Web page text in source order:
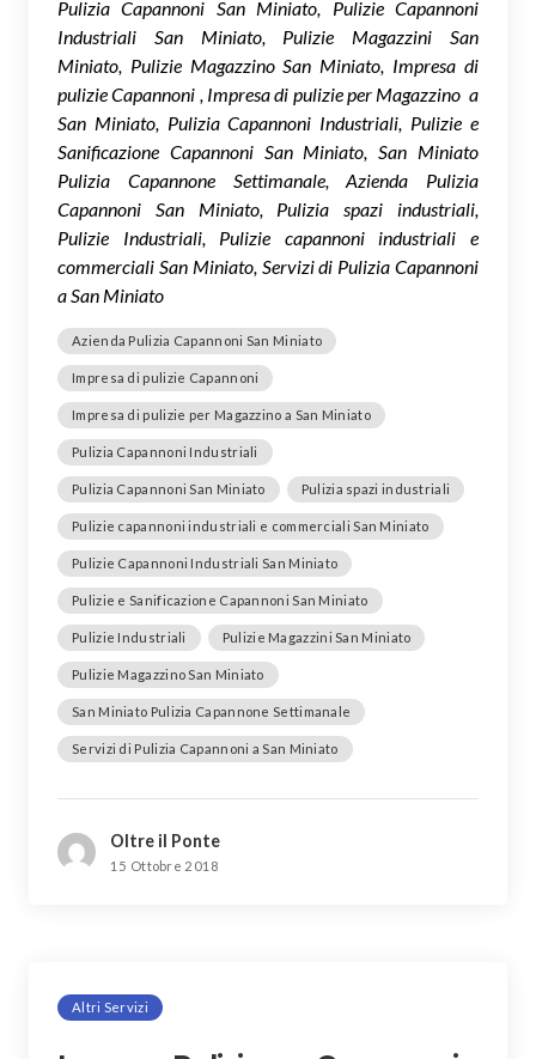
Pulizia Capannoni San Miniato, Pulizie Capannoni
Industriali San Miniato, Pulizie Magazzini San
Miniato, Pulizie Magazzino San Miniato, Impresa di
pulizie Capannoni , Impresa di pulizie per Magazzino a
San Miniato, Pulizia Capannoni Industriali, Pulizie e
Sanificazione Capannoni San Miniato, San Miniato
Pulizia Capannone Settimanale, Azienda Pulizia
Capannoni San Miniato, Pulizia spazi industriali,
Pulizie Industriali, Pulizie capannoni industriali e
commerciali San Miniato, Servizi di Pulizia Capannoni
a San Miniato
Azienda Pulizia Capannoni San Miniato
Impresa di pulizie Capannoni
Impresa di pulizie per Magazzino a San Miniato
Pulizia Capannoni Industriali
Pulizia Capannoni San Miniato Pulizia spazi industriali
Pulizie capannoni industriali e commerciali San Miniato
Pulizie Capannoni Industriali San Miniato
Pulizie e Sanificazione Capannoni San Miniato
Pulizie Industriali Pulizie Magazzini San Miniato
Pulizie Magazzino San Miniato
San Miniato Pulizia Capannone Settimanale
Servizi di Pulizia Capannoni a San Miniato
Oltre il Ponte
15 Ottobre 2018
Altri Servizi